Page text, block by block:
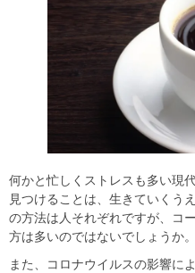
何かと忙しくストレスも多い現
見つけることは、生きていくう
の方法は人それぞれですが、コ
方は多いのではないでしょうか。
また、コロナウイルスの影響に